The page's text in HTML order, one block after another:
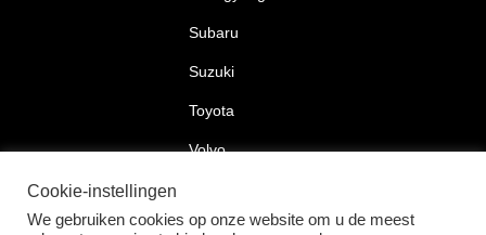
Subaru
Suzuki
Toyota
Volvo
Cookie-instellingen
We gebruiken cookies op onze website om u de meest